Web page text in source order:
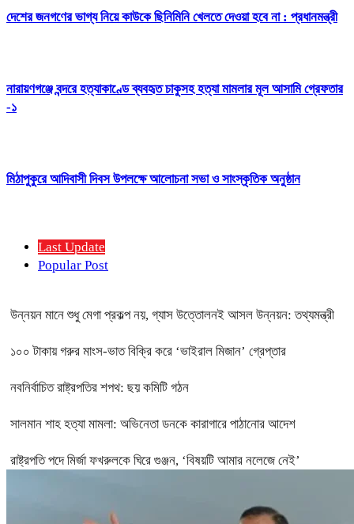
দেশের জনগণের ভাগ্য নিয়ে কাউকে ছিনিমিনি খেলতে দেওয়া হবে না : প্রধানমন্ত্রী
নারায়ণগঞ্জে বন্দরে হত্যাকাণ্ডে ব্যবহৃত চাকুসহ হত্যা মামলার মূল আসামি গ্রেফতার
-১
মিঠাপুকুরে আদিবাসী দিবস উপলক্ষে আলোচনা সভা ও সাংস্কৃতিক অনুষ্ঠান
Last Update
Popular Post
উন্নয়ন মানে শুধু মেগা প্রকল্প নয়, গ্যাস উত্তোলনই আসল উন্নয়ন: তথ্যমন্ত্রী
১০০ টাকায় গরুর মাংস-ভাত বিক্রি করে ‘ভাইরাল মিজান’ গ্রেপ্তার
নবনির্বাচিত রাষ্ট্রপতির শপথ: ছয় কমিটি গঠন
সালমান শাহ হত্যা মামলা: অভিনেতা ডনকে কারাগারে পাঠানোর আদেশ
রাষ্ট্রপতি পদে মির্জা ফখরুলকে ঘিরে গুঞ্জন, ‘বিষয়টি আমার নলেজে নেই’